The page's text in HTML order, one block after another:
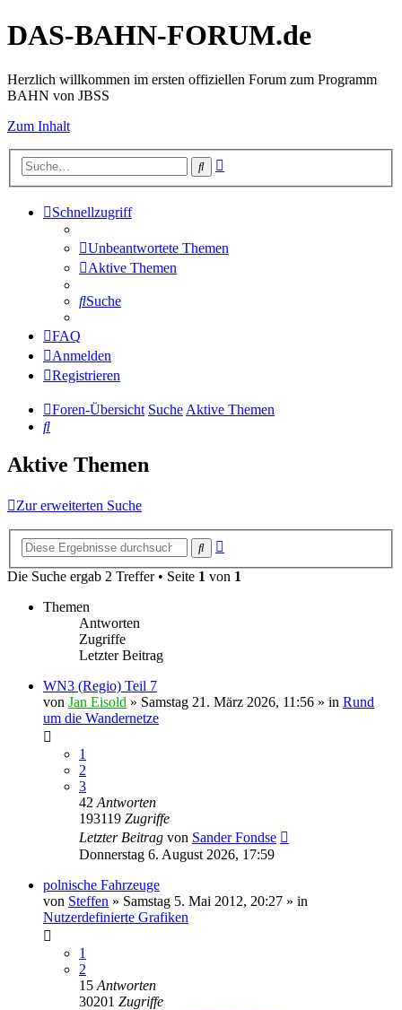
DAS-BAHN-FORUM.de
Herzlich willkommen im ersten offiziellen Forum zum Programm
BAHN von JBSS
Zum Inhalt
Suche
Schnellzugriff
Unbeantwortete Themen
Aktive Themen
Suche
FAQ
Anmelden
Registrieren
Foren-Übersicht SucheAktive Themen
Suche
Aktive Themen
Zur erweiterten Suche
Suche
Die Suche ergab 2 Treffer • Seite 1 von 1
Themen
Antworten
Zugriffe
Letzter Beitrag
WN3 (Regio) Teil 7
von Jan Eisold » Samstag 21. März 2026, 11:56 » in Rund
um die Wandernetze
1
2
3
42 Antworten
193119 Zugriffe
Letzter Beitrag von Sander Fondse
Donnerstag 6. August 2026, 17:59
polnische Fahrzeuge
von Steffen » Samstag 5. Mai 2012, 20:27 » in
Nutzerdefinierte Grafiken
1
2
15 Antworten
30201 Zugriffe